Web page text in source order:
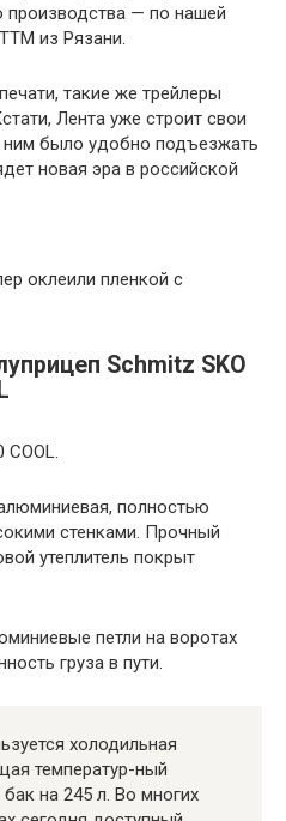
производства — по нашей
из Рязани.
такие же трейлеры
Лента уже строит свои
ним было удобно подъезжать
новая эра в российской
оклеили пленкой с
Schmitz SKO
полностью
стенками. Прочный
утеплитель покрыт
петли на воротах
груза в пути.
холодильная
температур-ный
на 245 л. Во многих